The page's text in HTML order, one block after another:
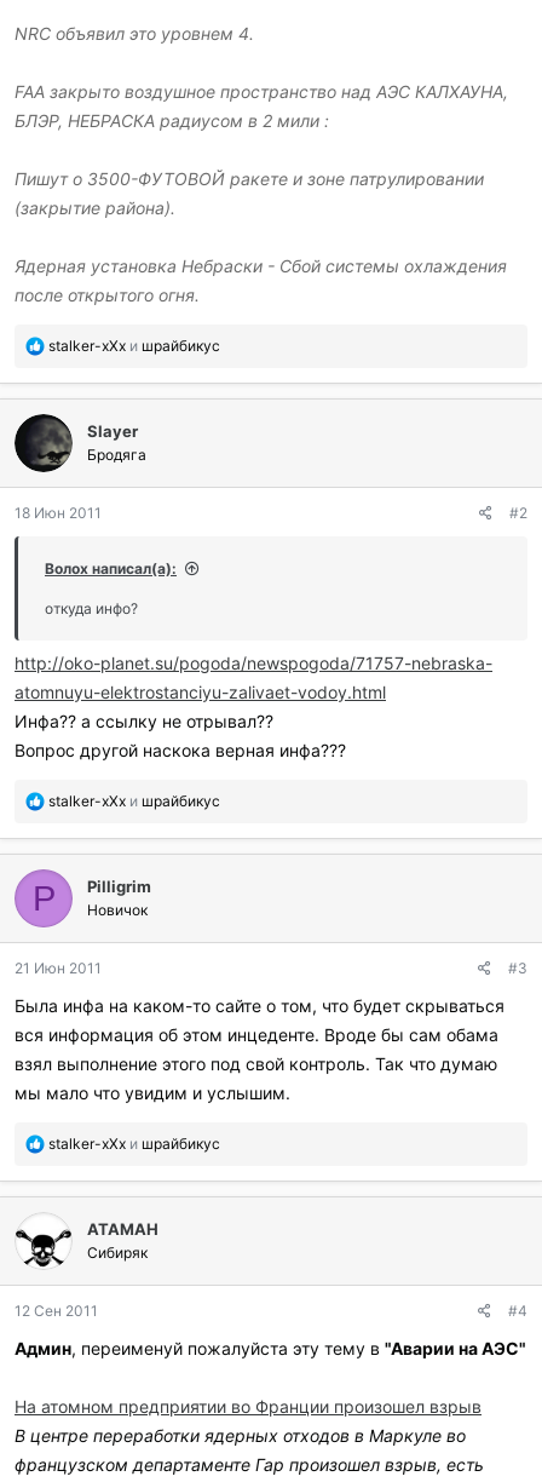
NRC объявил это уровнем 4.
FAA закрыто воздушное пространство над АЭС КАЛХАУНА,
БЛЭР, НЕБРАСКА радиусом в 2 мили :
Пишут о 3500-ФУТОВОЙ ракете и зоне патрулировании
(закрытие района).
Ядерная установка Небраски - Сбой системы охлаждения
после открытого огня.
П
б
л
а
г
о
а
и
и
stalker-xXx и шрайбикус
Slayer
Бродяга
18 Июн 2011 #2
Волох написал(а):
откуда инфо?
http://oko-planet.su/pogoda/newspogoda/71757-nebraska-
atomnuyu-elektrostanciyu-zalivaet-vodoy.html
Инфа?? а ссылку не отрывал??
Вопрос другой наскока верная инфа???
П
б
л
а
о
а
и
л
и
stalker-xXx и шрайбикус
P Pilligrim
Новичок
21 Июн 2011 #3
Была инфа на каком-то сайте о том, что будет скрываться
вся информация об этом инцеденте. Вроде бы сам обама
взял выполнение этого под свой контроль. Так что думаю
мы мало что увидим и услышим.
П
б
г
о
а
и
и
stalker-xXx и шрайбикус
ATAMAH
Сибиряк
12 Сен 2011 #4
Админ, переименуй пожалуйста эту тему в "Аварии на АЭС"
На атомном предприятии во Франции произошел взрыв
В центре переработки ядерных отходов в Маркуле во
французском департаменте Гар произошел взрыв, есть